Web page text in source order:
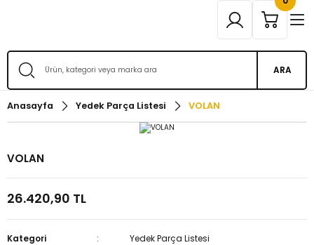
ARA
Anasayfa Yedek Parça Listesi VOLAN
VOLAN
26.420,90 TL
Kategori
Yedek Parça Listesi